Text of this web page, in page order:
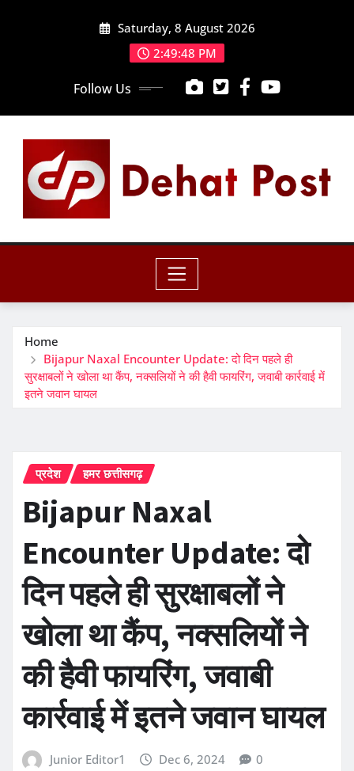
Saturday, 8 August 2026
2:49:49 PM
Follow Us
Home
Bijapur Naxal Encounter Update: दो दिन पहले ही
सुरक्षाबलों ने खोला था कैंप, नक्सलियों ने की हैवी फायरिंग, जवाबी कार्रवाई में
इतने जवान घायल
प्रदेश हमर छत्तीसगढ़
Bijapur Naxal
Encounter Update: दो
दिन पहले ही सुरक्षाबलों ने
खोला था कैंप, नक्सलियों ने
की हैवी फायरिंग, जवाबी
कार्रवाई में इतने जवान घायल
Junior Editor1 Dec 6, 2024 0